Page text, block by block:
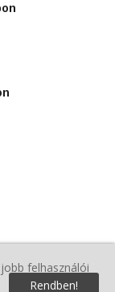
Csoport
felhasználói
Rendben!